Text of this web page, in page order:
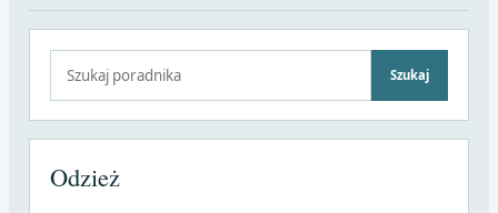
Szukaj
Odzież